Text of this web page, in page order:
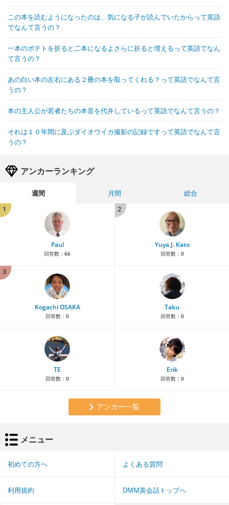
この本を読むようになったのは、気になる子が読んでいたからって英語
でなんて言うの？
一本のポテトを折ると二本になるよさらに折ると増えるって英語でなん
て言うの？
あの白い本の左右にある２冊の本を取ってくれる？って英語でなんて言
うの？
本の主人公が若者たちの本音を代弁しているって英語でなんて言うの？
それは１０年間に及ぶダイオウイカ撮影の記録ですって英語でなんて言
うの？
アンカーランキング
週間 月間
総合
1
Paul
回答数： 66
2
Yuya J. Kato
回答数： 0
3
Kogachi OSAKA
回答数： 0
Taku
回答数： 0
TE
回答数： 0
Erik
回答数： 0
アンカー一覧
メニュー
初めての方へ よくある質問
利用規約 DMM英会話トップへ